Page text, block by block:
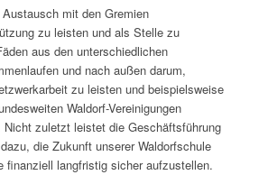
mit den Gremien
zu leisten und als Stelle zu
aus den unterschiedlichen
und nach außen darum,
zu leisten und beispielsweise
Waldorf-Vereinigungen
zuletzt leistet die Geschäftsführung
die Zukunft unserer Waldorfschule
finanziell langfristig sicher aufzustellen.